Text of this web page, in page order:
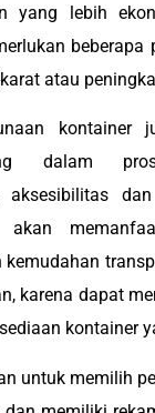
yang lebih
beberapa
atau
kontainer
dalam
aksesibilitas
kemudahan
karena dapat
kontainer
untuk memilih